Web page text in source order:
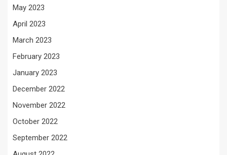
May 2023
April 2023
March 2023
February 2023
January 2023
December 2022
November 2022
October 2022
September 2022